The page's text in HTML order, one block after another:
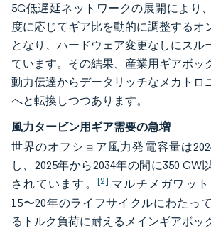
5G低遅延ネットワークの展開により
度に応じてギア比を動的に調整するオ
となり、ハードウェア変更なしにスル
ています。その結果、産業用ギアボッ
動力伝達からデータリッチなメカトロ
へと転換しつつあります。
風力タービン用ギア需要の急増
世界のオフショア風力発電容量は
し、2025年から2034年の間に350 GW
されています。 [2] マルチメガワット
15〜20年のライフサイクルにわたって
るトルク負荷に耐えるメインギアボッ